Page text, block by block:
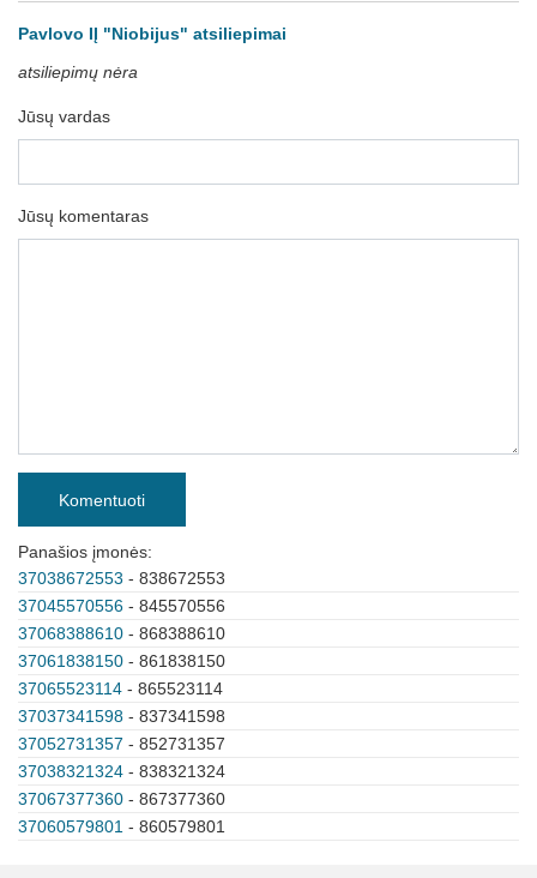
Pavlovo IĮ "Niobijus" atsiliepimai
atsiliepimų nėra
Jūsų vardas
Jūsų komentaras
Komentuoti
Panašios įmonės:
37038672553 - 838672553
37045570556 - 845570556
37068388610 - 868388610
37061838150 - 861838150
37065523114 - 865523114
37037341598 - 837341598
37052731357 - 852731357
37038321324 - 838321324
37067377360 - 867377360
37060579801 - 860579801